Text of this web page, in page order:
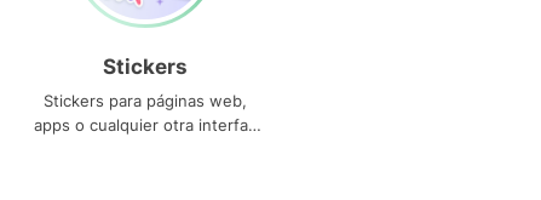
Stickers
Stickers para páginas web,
apps o cualquier otra interfaz